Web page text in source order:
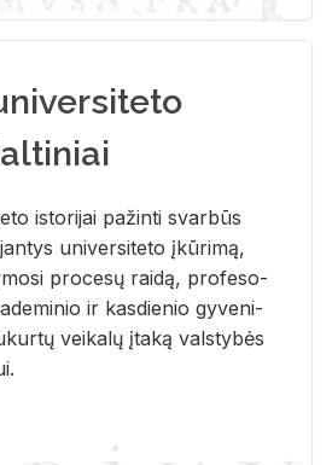
is­to­ri­jai pa­žin­ti svar­būs
uni­ver­si­te­to įkū­ri­mą,
pro­ce­sų rai­dą, pro­fe­so­
ir kas­die­nio gy­ve­ni­
vei­ka­lų įta­ką vals­ty­bės